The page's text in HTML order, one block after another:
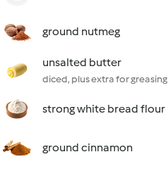
ground nutmeg
unsalted butter
diced, plus extra for greasing
strong white bread flour
ground cinnamon